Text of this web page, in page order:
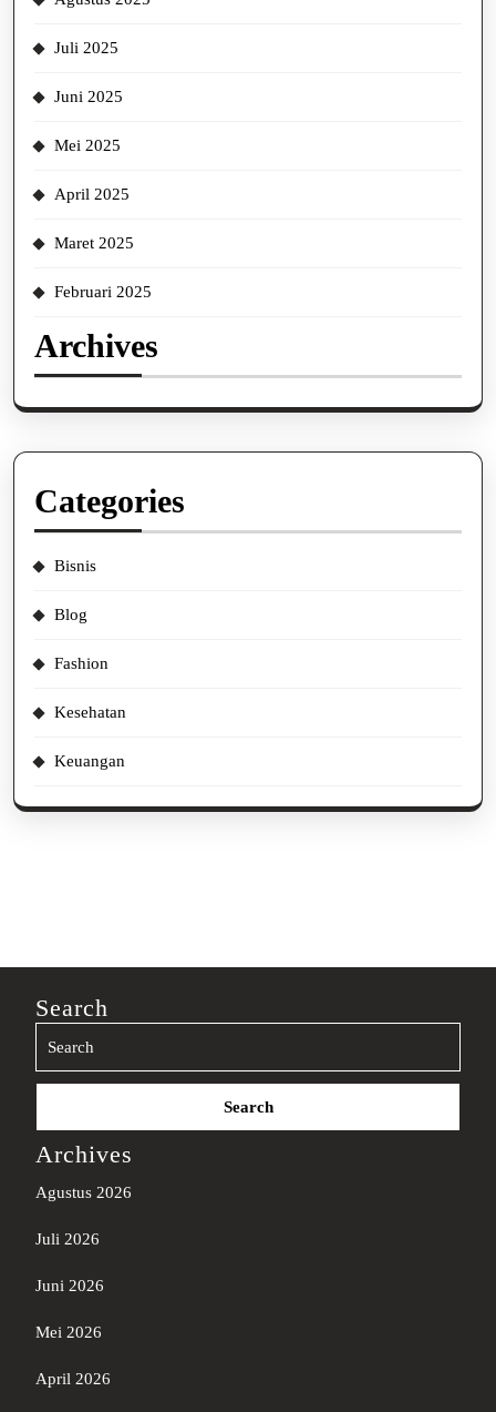
Juli 2025
Juni 2025
Mei 2025
April 2025
Maret 2025
Februari 2025
Archives
Categories
Bisnis
Blog
Fashion
Kesehatan
Keuangan
Search
Search
Archives
Agustus 2026
Juli 2026
Juni 2026
Mei 2026
April 2026